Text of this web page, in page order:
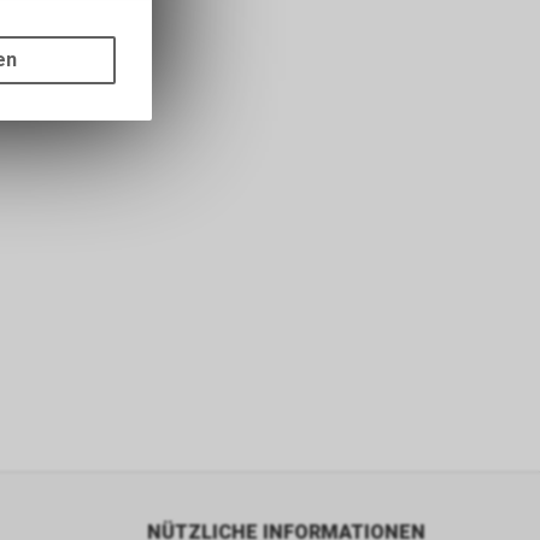
NÜTZLICHE INFORMATIONEN
wie die
die